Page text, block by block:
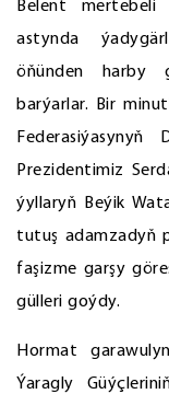
Belent mertebeli
astynda
öňünden harby
barýarlar. Bir
Prezidentimiz
ýyllaryň Beýik
tutuş adamzadyň
faşizme garşy
gülleri goýdy.
Hormat
Ýaragly